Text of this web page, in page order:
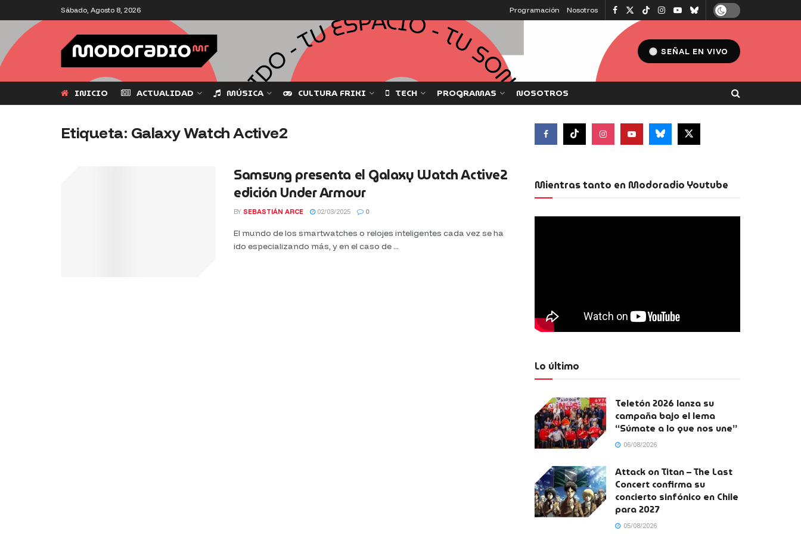
Sábado, Agosto 8, 2026 Programación Nosotros
SEÑAL EN VIVO
INICIO ACTUALIDAD MÚSICA CULTURA FRIKI TECH PROGRAMAS NOSOTROS
Etiqueta: Galaxy Watch Active2
Samsung presenta el Galaxy Watch Active2
edición Under Armour
BY SEBASTIÁN ARCE 02/03/2025 0
El mundo de los smartwatches o relojes inteligentes cada vez se ha
ido especializando más, y en el caso de ...
Mientras tanto en Modoradio Youtube
Lo último
Teletón 2026 lanza su
campaña bajo el lema
“Súmate a lo que nos une”
06/08/2026
Attack on Titan – The Last
Concert confirma su
concierto sinfónico en Chile
para 2027
05/08/2026